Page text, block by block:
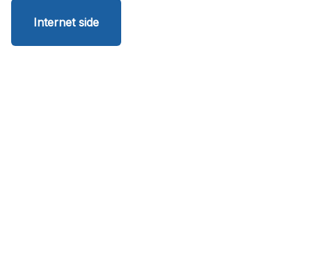
Internet side